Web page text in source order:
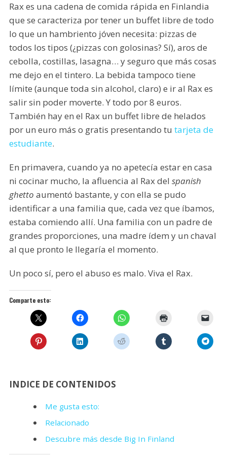
Rax es una cadena de comida rápida en Finlandia
que se caracteriza por tener un buffet libre de todo
lo que un hambriento jóven necesita: pizzas de
todos los tipos (¿pizzas con golosinas? Sí), aros de
cebolla, costillas, lasagna… y seguro que más cosas
me dejo en el tintero. La bebida tampoco tiene
límite (aunque toda sin alcohol, claro) e ir al Rax es
salir sin poder moverte. Y todo por 8 euros.
También hay en el Rax un buffet libre de helados
por un euro más o gratis presentando tu tarjeta de
estudiante.
En primavera, cuando ya no apetecía estar en casa
ni cocinar mucho, la afluencia al Rax del spanish
ghetto aumentó bastante, y con ella se pudo
identificar a una familia que, cada vez que íbamos,
estaba comiendo allí. Una familia con un padre de
grandes proporciones, una madre ídem y un chaval
al que pronto le llegaría el momento.
Un poco sí, pero el abuso es malo. Viva el Rax.
Comparte esto:
INDICE DE CONTENIDOS
Me gusta esto:
Relacionado
Descubre más desde Big In Finland